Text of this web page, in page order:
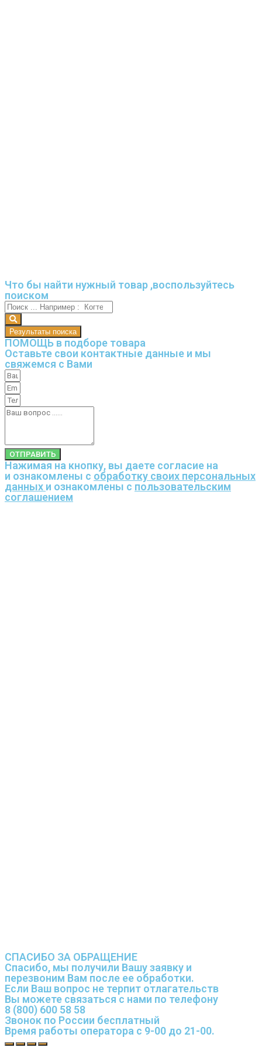
Что бы найти нужный товар ,воспользуйтесь
поиском
Результаты поиска
ПОМОЩЬ в подборе товара
Оставьте свои контактные данные и мы
свяжемся с Вами
ОТПРАВИТЬ
Нажимая на кнопку, вы даете согласие на
и ознакомлены с обработку своих персональных
данных и ознакомлены с пользовательским
соглашением
СПАСИБО ЗА ОБРАЩЕНИЕ
Спасибо, мы получили Вашу заявку и
перезвоним Вам после ее обработки.
Если Ваш вопрос не терпит отлагательств
Вы можете связаться с нами по телефону
8 (800) 600 58 58
Звонок по России бесплатный
Время работы оператора с 9-00 до 21-00.